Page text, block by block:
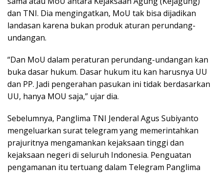
dan TNI. Dia mengingatkan, MoU tak bisa dijadikan
landasan karena bukan produk aturan perundang-
undangan.
“Dan MoU dalam peraturan perundang-undangan kan
buka dasar hukum. Dasar hukum itu kan harusnya UU
dan PP. Jadi pengerahan pasukan ini tidak berdasarkan
UU, hanya MOU saja,” ujar dia.
Sebelumnya, Panglima TNI Jenderal Agus Subiyanto
mengeluarkan surat telegram yang memerintahkan
prajuritnya mengamankan kejaksaan tinggi dan
kejaksaan negeri di seluruh Indonesia. Penguatan
pengamanan itu tertuang dalam Telegram Panglima